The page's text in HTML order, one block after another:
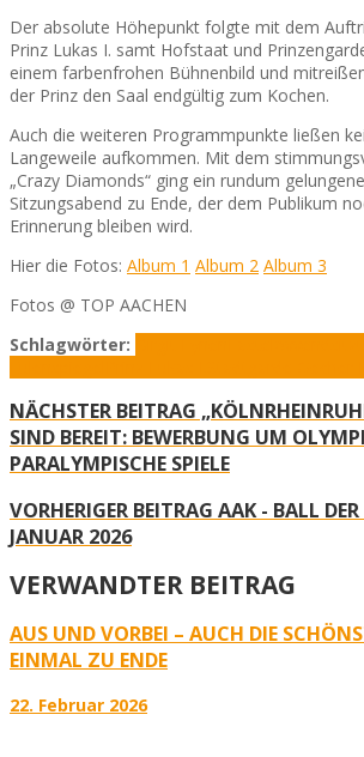
Der absolute Höhepunkt folgte mit dem
Prinz Lukas I. samt Hofstaat und
einem farbenfrohen Bühnenbild und
der Prinz den Saal endgültig zum Kochen.
Auch die weiteren Programmpunkte ließen
Langeweile aufkommen. Mit dem
„Crazy Diamonds“ ging ein rundum
Sitzungsabend zu Ende, der dem Publikum
Erinnerung bleiben wird.
Hier die Fotos: Album 1 Album 2 Album 3
Fotos @ TOP AACHEN
Schlagwörter:
NÄCHSTER BEITRAG
SIND BEREIT: BEWERBUNG UM
PARALYMPISCHE SPIELE
VORHERIGER BEITRAG AAK - BALL
JANUAR 2026
VERWANDTER BEITRAG
AUS UND VORBEI – AUCH DIE
EINMAL ZU ENDE
22. Februar 2026